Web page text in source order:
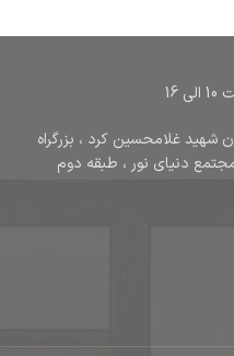
شهید غلامحسین کرد ، بزرگراه
دنیای نور ، طبقه دوم